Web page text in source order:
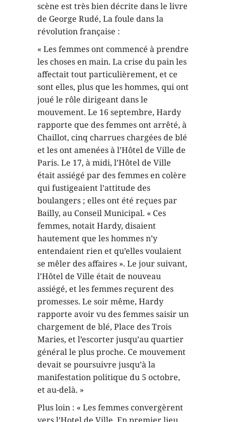
scène est très bien décrite dans le livre
de George Rudé, La foule dans la
révolution française :
« Les femmes ont commencé à prendre
les choses en main. La crise du pain les
affectait tout particulièrement, et ce
sont elles, plus que les hommes, qui ont
joué le rôle dirigeant dans le
mouvement. Le 16 septembre, Hardy
rapporte que des femmes ont arrêté, à
Chaillot, cinq charrues chargées de blé
et les ont amenées à l’Hôtel de Ville de
Paris. Le 17, à midi, l’Hôtel de Ville
était assiégé par des femmes en colère
qui fustigeaient l’attitude des
boulangers ; elles ont été reçues par
Bailly, au Conseil Municipal. « Ces
femmes, notait Hardy, disaient
hautement que les hommes n’y
entendaient rien et qu’elles voulaient
se mêler des affaires ». Le jour suivant,
l’Hôtel de Ville était de nouveau
assiégé, et les femmes reçurent des
promesses. Le soir même, Hardy
rapporte avoir vu des femmes saisir un
chargement de blé, Place des Trois
Maries, et l’escorter jusqu’au quartier
général le plus proche. Ce mouvement
devait se poursuivre jusqu’à la
manifestation politique du 5 octobre,
et au-delà. »
Plus loin : « Les femmes convergèrent